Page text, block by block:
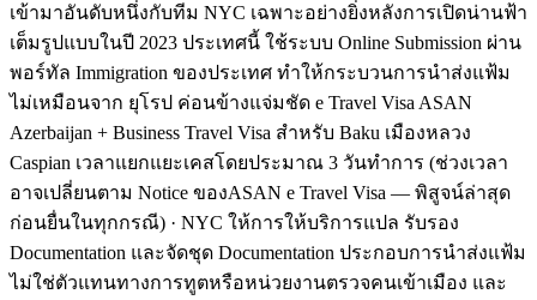
เข้ามาอันดับหนึ่งกับทีม NYC เฉพาะอย่างยิ่งหลังการเปิดน่านฟ้า
เต็มรูปแบบในปี 2023 ประเทศนี้ ใช้ระบบ Online Submission ผ่าน
พอร์ทัล Immigration ของประเทศ ทำให้กระบวนการนำส่งแฟ้ม
ไม่เหมือนจาก ยุโรป ค่อนข้างแจ่มชัด e Travel Visa ASAN
Azerbaijan + Business Travel Visa สำหรับ Baku เมืองหลวง
Caspian เวลาแยกแยะเคสโดยประมาณ 3 วันทำการ (ช่วงเวลา
อาจเปลี่ยนตาม Notice ของASAN e Travel Visa — พิสูจน์ล่าสุด
ก่อนยื่นในทุกกรณี) · NYC ให้การให้บริการแปล รับรอง
Documentation และจัดชุด Documentation ประกอบการนำส่งแฟ้ม
ไม่ใช่ตัวแทนทางการทูตหรือหน่วยงานตรวจคนเข้าเมือง และ